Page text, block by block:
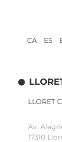
CA ES
LLORET
Av.
17310